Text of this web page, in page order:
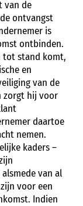
van de
ontvangst
is
ontbinden.
tot stand komt,
en
van de
zorgt hij voor
daartoe
nemen.
kaders –
van al
voor een
Indien